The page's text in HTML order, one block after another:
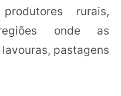
rurais,
onde as
pastagens